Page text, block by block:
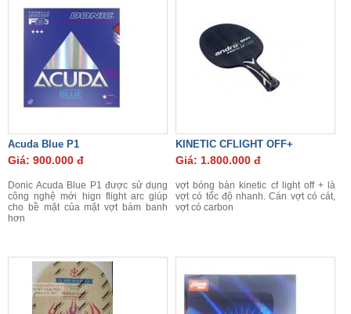
Acuda Blue P1
Giá: 900.000 đ
Donic Acuda Blue P1 được sử dụng
công nghệ mới hign flight arc giúp
cho bề mặt của mặt vợt bám banh
hơn
KINETIC CFLIGHT OFF+
Giá: 1.800.000 đ
vợt bóng bàn kinetic cf light off + là
vợt có tốc độ nhanh. Cán vợt có cát,
vợt có carbon